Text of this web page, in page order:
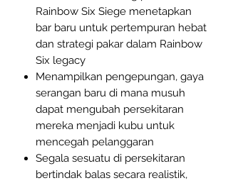
Rainbow Six Siege menetapkan
bar baru untuk pertempuran hebat
dan strategi pakar dalam Rainbow
Six legacy
Menampilkan pengepungan, gaya
serangan baru di mana musuh
dapat mengubah persekitaran
mereka menjadi kubu untuk
mencegah pelanggaran
Segala sesuatu di persekitaran
bertindak balas secara realistik,